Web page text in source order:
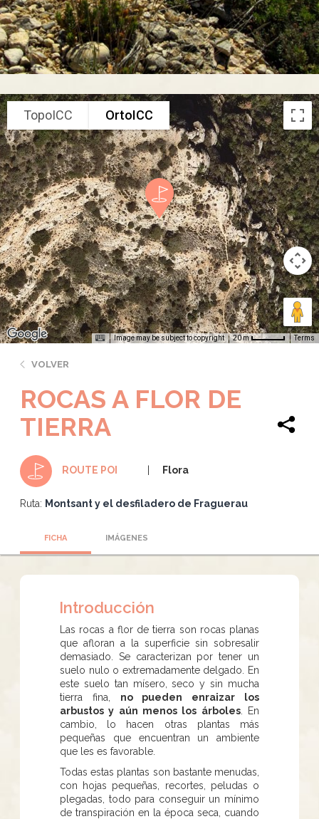
TopoICC OrtoICC
Image may be subject to copyright 20 m Terms
VOLVER
ROCAS A FLOR DE
TIERRA
ROUTE POI Flora
Ruta: Montsant y el desfiladero de Fraguerau
FICHA IMÁGENES
Introducción
Las rocas a flor de tierra son rocas planas
que afloran a la superficie sin sobresalir
demasiado. Se caracterizan por tener un
suelo nulo o extremadamente delgado. En
este suelo tan mísero, seco y sin mucha
tierra fina, no pueden enraizar los
arbustos y aún menos los árboles. En
cambio, lo hacen otras plantas más
pequeñas que encuentran un ambiente
que les es favorable.
Todas estas plantas son bastante menudas,
con hojas pequeñas, recortes, peludas o
plegadas, todo para conseguir un mínimo
de transpiración en la época seca, cuando